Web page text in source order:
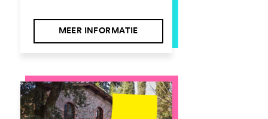
MEER INFORMATIE